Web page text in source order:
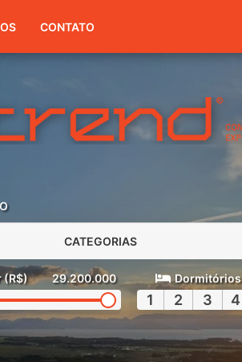
(51) 3416-7300
CONTATO
CATEGORIAS
(R$) 29.200.000 Dormitórios
1 2 3 4